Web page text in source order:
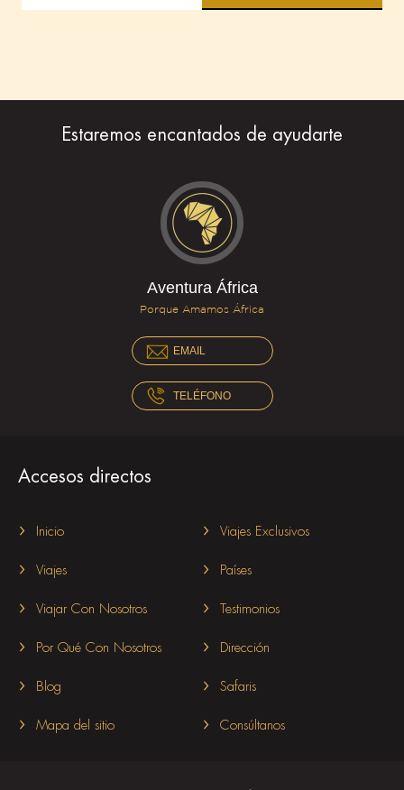
Estaremos encantados de ayudarte
Aventura África
Porque Amamos África
EMAIL
TELÉFONO
Accesos directos
Inicio Viajes Exclusivos
Viajes Países
Viajar Con Nosotros Testimonios
Por Qué Con Nosotros Dirección
Blog Safaris
Mapa del sitio Consúltanos